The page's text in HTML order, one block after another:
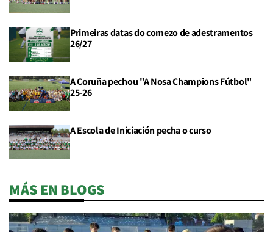
Primeiras datas do comezo de adestramentos
26/27
A Coruña pechou "A Nosa Champions Fútbol"
25-26
A Escola de Iniciación pecha o curso
MÁS EN BLOGS